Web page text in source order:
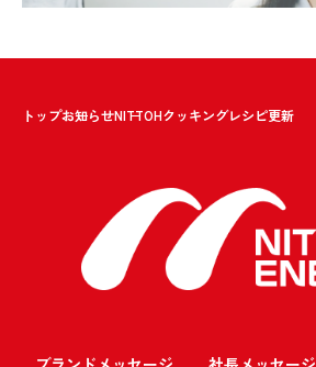
トップお知らせNITTOHクッキングレシピ更新